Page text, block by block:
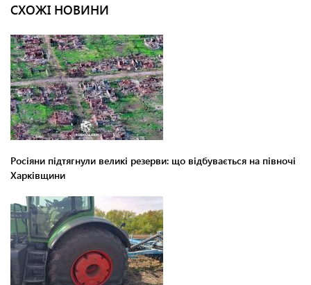
СХОЖІ НОВИНИ
Росіяни підтягнули великі резерви: що відбувається на півночі
Харківщини